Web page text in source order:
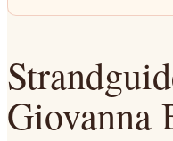
Giovanna